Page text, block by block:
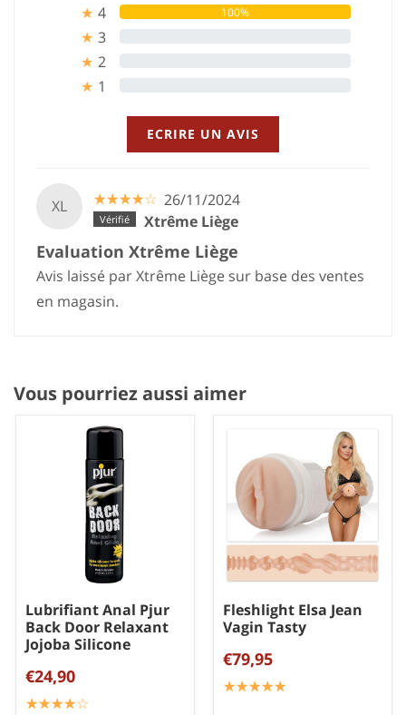
★ 4 100%
★ 3
★ 2
★ 1
ECRIRE UN AVIS
XL ☆☆☆☆☆
★★★★★ 26/11/2024
Xtrême Liège
Evaluation Xtrême Liège
Avis laissé par Xtrême Liège sur base des ventes
en magasin.
Vous pourriez aussi aimer
Lubrifiant Anal Pjur
Back Door Relaxant
Jojoba Silicone
€24,90
☆☆☆☆☆
★★★★★
Fleshlight Elsa Jean
Vagin Tasty
€79,95
☆☆☆☆☆
★★★★★